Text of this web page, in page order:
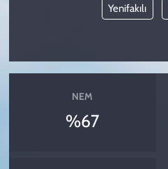
Yenifakılı
NEM
%67